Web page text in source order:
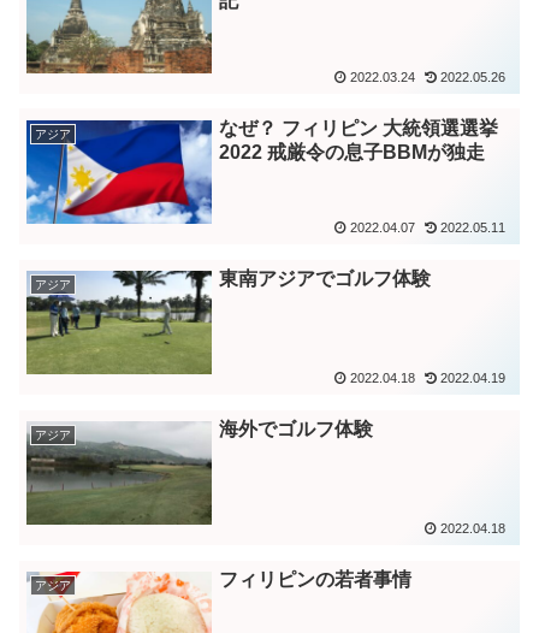
2022.03.24 2022.05.26
アジア
なぜ？ フィリピン 大統領選選挙
2022 戒厳令の息子BBMが独走
2022.04.07 2022.05.11
アジア 東南アジアでゴルフ体験
2022.04.18 2022.04.19
アジア 海外でゴルフ体験
2022.04.18
アジア フィリピンの若者事情